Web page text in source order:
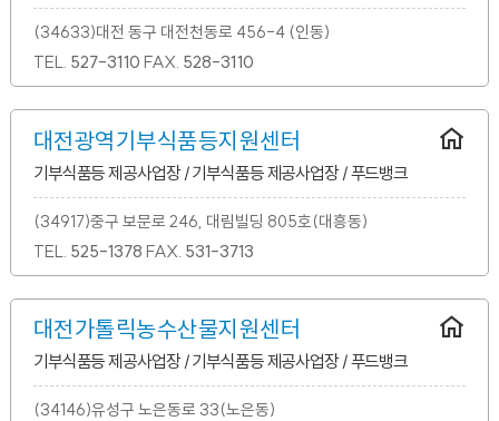
(34633)대전 동구 대전천동로 456-4 (인동)
TEL. 527-3110 FAX. 528-3110
대전광역기부식품등지원센터
기부식품등 제공사업장 / 기부식품등 제공사업장 / 푸드뱅크
(34917)중구 보문로 246, 대림빌딩 805호(대흥동)
TEL. 525-1378 FAX. 531-3713
대전가톨릭농수산물지원센터
기부식품등 제공사업장 / 기부식품등 제공사업장 / 푸드뱅크
(34146)유성구 노은동로 33(노은동)